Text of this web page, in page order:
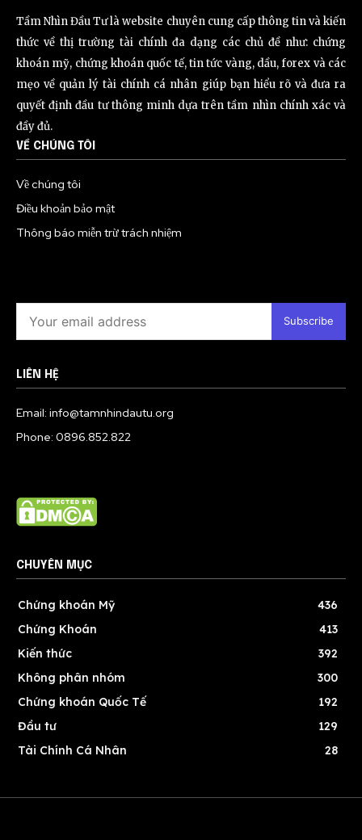
Tầm Nhìn Đầu Tư là website chuyên cung cấp thông tin và kiến
thức về thị trường tài chính đa dạng các chủ đề như: chứng
khoán mỹ, chứng khoán quốc tế, tin tức vàng, dầu, forex và các
mẹo về quản lý tài chính cá nhân giúp bạn hiểu rõ và đưa ra
quyết định đầu tư thông minh dựa trên tầm nhìn chính xác và
đầy đủ.
VỀ CHÚNG TÔI
Về chúng tôi
Điều khoản bảo mật
Thông báo miễn trừ trách nhiệm
Subscribe
LIÊN HỆ
Email: info@tamnhindautu.org
Phone: 0896.852.822
CHUYÊN MỤC
Chứng khoán Mỹ
436
Chứng Khoán
413
Kiến thức
392
Không phân nhóm
300
Chứng khoán Quốc Tế
192
Đầu tư
129
Tài Chính Cá Nhân
28